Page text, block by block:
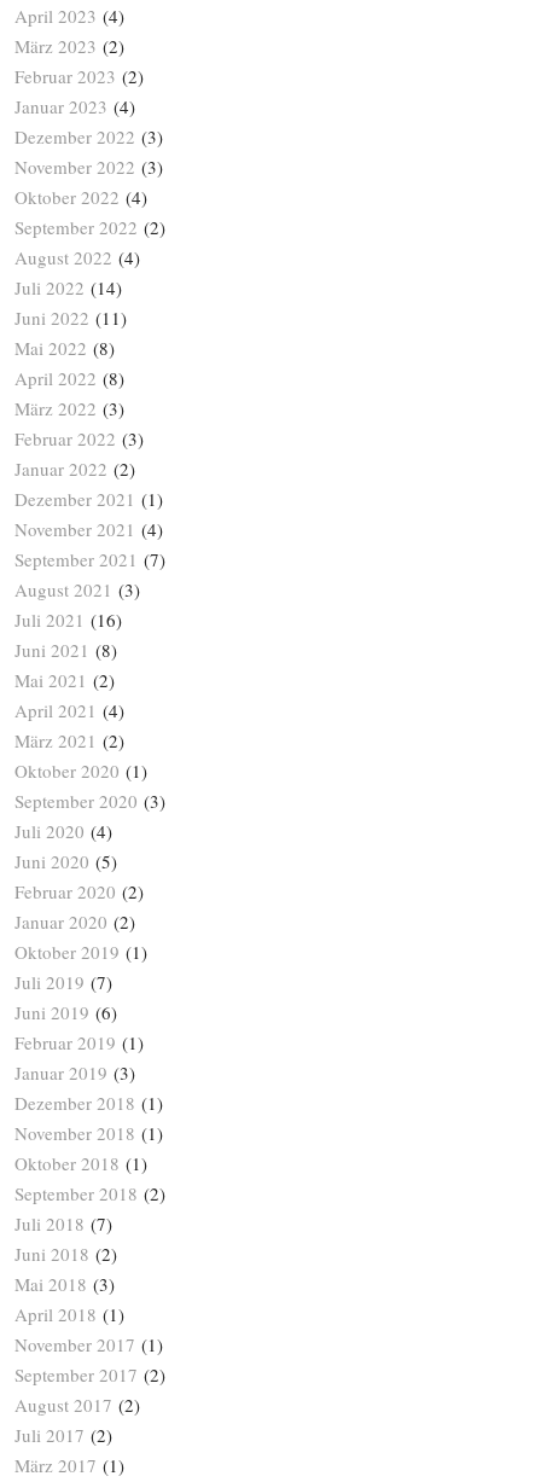
April 2023 (4)
März 2023 (2)
Februar 2023 (2)
Januar 2023 (4)
Dezember 2022 (3)
November 2022 (3)
Oktober 2022 (4)
September 2022 (2)
August 2022 (4)
Juli 2022 (14)
Juni 2022 (11)
Mai 2022 (8)
April 2022 (8)
März 2022 (3)
Februar 2022 (3)
Januar 2022 (2)
Dezember 2021 (1)
November 2021 (4)
September 2021 (7)
August 2021 (3)
Juli 2021 (16)
Juni 2021 (8)
Mai 2021 (2)
April 2021 (4)
März 2021 (2)
Oktober 2020 (1)
September 2020 (3)
Juli 2020 (4)
Juni 2020 (5)
Februar 2020 (2)
Januar 2020 (2)
Oktober 2019 (1)
Juli 2019 (7)
Juni 2019 (6)
Februar 2019 (1)
Januar 2019 (3)
Dezember 2018 (1)
November 2018 (1)
Oktober 2018 (1)
September 2018 (2)
Juli 2018 (7)
Juni 2018 (2)
Mai 2018 (3)
April 2018 (1)
November 2017 (1)
September 2017 (2)
August 2017 (2)
Juli 2017 (2)
März 2017 (1)